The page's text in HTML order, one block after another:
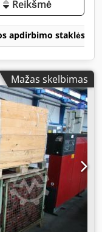
Reikšmė
apdirbimo staklės
Mažas skelbimas